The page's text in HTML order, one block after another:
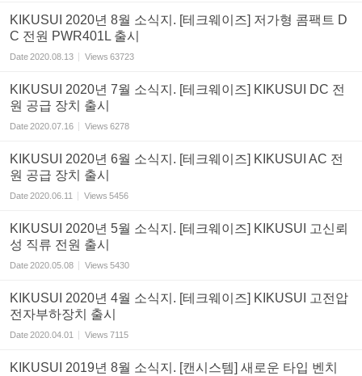
KIKUSUI 2020년 8월 소식지. [테크웨이즈] 저가형 콤팩트 D
C 전원 PWR401L 출시
Date2020.08.13 Views 63723
KIKUSUI 2020년 7월 소식지. [테크웨이즈] KIKUSUI DC 전
원 공급 장치 출시
Date2020.07.16 Views 6278
KIKUSUI 2020년 6월 소식지. [테크웨이즈] KIKUSUI AC 전
원 공급 장치 출시
Date2020.06.11 Views 5456
KIKUSUI 2020년 5월 소식지. [테크웨이즈] KIKUSUI 고신뢰
성 직류 전원 출시
Date2020.05.08 Views 5430
KIKUSUI 2020년 4월 소식지. [테크웨이즈] KIKUSUI 고전압
전자부하장치 출시
Date2020.04.01 Views 7115
KIKUSUI 2019년 8월 소식지. [캔시스템] 새로운 타입 벤치